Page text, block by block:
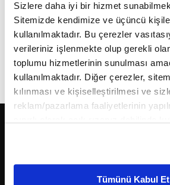
Sizlere daha iyi bir hizmet
Sitemizde kendimize ve üçüncü
kullanılmaktadır. Bu çerezler
verileriniz işlenmekte olup gerekli
toplumu hizmetlerinin sunulması
kullanılmaktadır. Diğer çerezler,
kılınması ve kişiselleştirilmesi ve
reklam/pazarlama faaliyetlerinin
belirleyebilirsiniz. Çerezlere ilişkin
Ayarlar butonuna tıklayabilir,Çerez
Metnimizi ziyaret edebilirsiniz.
Tümünü Kabul Et
UEFA Şampiyonlar Ligi'nde
7. hafta heyecanı yarın
başlayacak
UEFA Şampiyonlar Ligi'nde 7.
haftanın perdesi yarın 9 maçla
açılacak.
en